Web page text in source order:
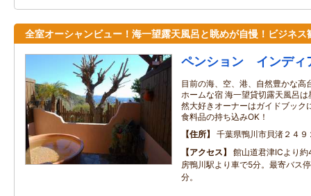
全室オーシャンビュー！海一望露天風呂と眺めが自慢！ビジネス
ペンション インディ
目前の海、空、港、自然豊かな高
ホームな宿 海一望貸切露天風呂
然大好きオーナーはガイドブッ
食料品の持ち込みOK！
住所
千葉県鴨川市貝渚２４９
アクセス
館山道君津ICより
房鴨川駅より車で5分。最寄バス
分。